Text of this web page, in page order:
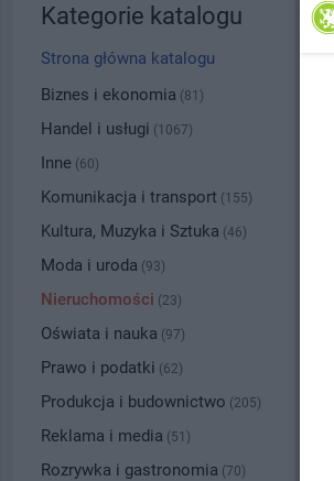
Kategorie katalogu
Strona główna katalogu
Biznes i ekonomia (81)
Handel i usługi (1067)
Inne (60)
Komunikacja i transport (155)
Kultura, Muzyka i Sztuka (46)
Moda i uroda (93)
Nieruchomości (23)
Oświata i nauka (97)
Prawo i podatki (62)
Produkcja i budownictwo (205)
Reklama i media (51)
Rozrywka i gastronomia (70)